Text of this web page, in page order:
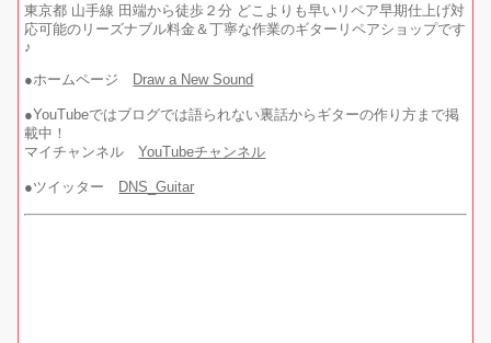
東京都 山手線 田端から徒歩２分 どこよりも早いリペア早期仕上げ対
応可能のリーズナブル料金＆丁寧な作業のギターリペアショップです
♪
●ホームページ Draw a New Sound
●YouTubeではブログでは語られない裏話からギターの作り方まで掲
載中！
マイチャンネルYouTubeチャンネル
●ツイッター DNS_Guitar